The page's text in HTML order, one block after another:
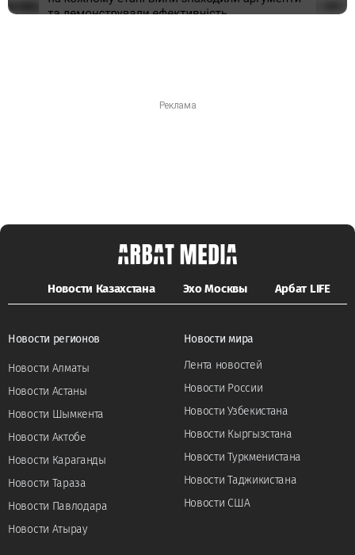
Новости Казахстана Эхо Москвы Арбат LIFE
Новости регионов
Новости Алматы
Новости Астаны
Новости Шымкента
Новости Актобе
Новости Караганды
Новости Тараза
Новости Павлодара
Новости Атырау
Новости мира
Лента новостей
Новости России
Новости Узбекистана
Новости Кыргызстана
Новости Туркменистана
Новости Таджикистана
Новости США